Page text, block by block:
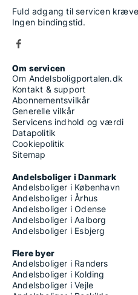
Fuld adgang til servicen
Ingen bindingstid.
Om servicen
Om Andelsboligportalen.dk
Kontakt & support
Abonnementsvilkår
Generelle vilkår
Servicens indhold og værdi
Datapolitik
Cookiepolitik
Sitemap
Andelsboliger i Danmark
Andelsboliger i København
Andelsboliger i Århus
Andelsboliger i Odense
Andelsboliger i Aalborg
Andelsboliger i Esbjerg
Flere byer
Andelsboliger i Randers
Andelsboliger i Kolding
Andelsboliger i Vejle